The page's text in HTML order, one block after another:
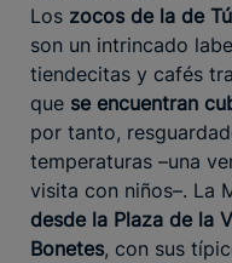
Los zocos de la de
son un intrincado
tiendecitas y cafés
que se encuentran
por tanto,
temperaturas –una
visita con niños–. La
desde la Plaza de la
Bonetes, con sus